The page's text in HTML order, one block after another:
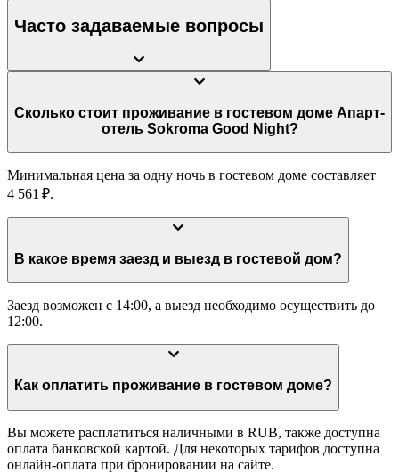
Часто задаваемые вопросы
Сколько стоит проживание в гостевом доме Апарт-
отель Sokroma Good Night?
Минимальная цена за одну ночь в гостевом доме составляет
4 561 ₽.
В какое время заезд и выезд в гостевой дом?
Заезд возможен с 14:00, а выезд необходимо осуществить до
12:00.
Как оплатить проживание в гостевом доме?
Вы можете расплатиться наличными в RUB, также доступна
оплата банковской картой. Для некоторых тарифов доступна
онлайн-оплата при бронировании на сайте.